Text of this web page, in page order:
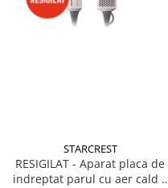
STARCREST
RESIGILAT - Aparat placa de
indreptat parul cu aer cald 2